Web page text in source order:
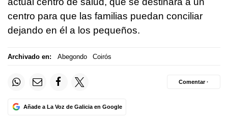
centro para que las familias puedan conciliar
dejando en él a los pequeños.
Archivado en: Abegondo Coirós
Añade a La Voz de Galicia en Google
Comentar ·